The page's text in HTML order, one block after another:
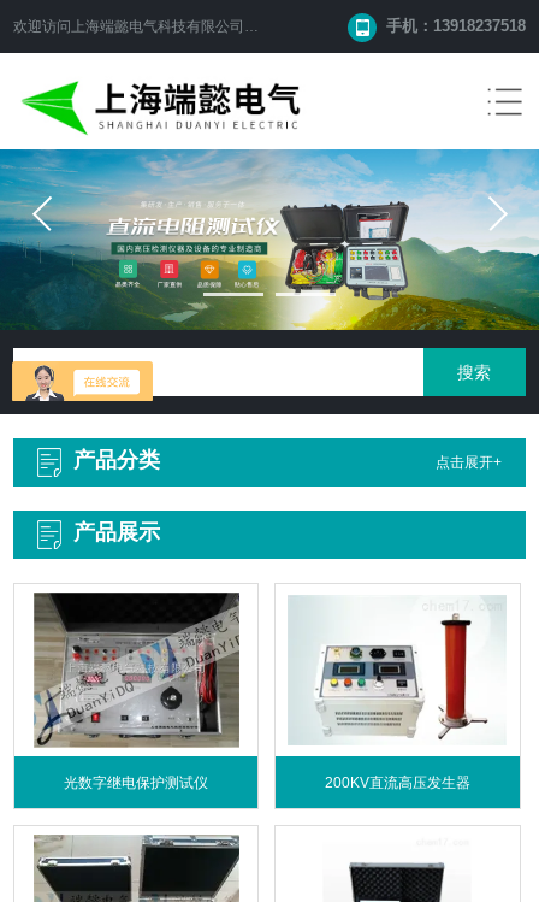
欢迎访问 上海端懿电气科技有限公司 网站！ 手机：13918237518
产品分类 点击展开+
产品展示
光数字继电保护测试仪 200KV直流高压发生器